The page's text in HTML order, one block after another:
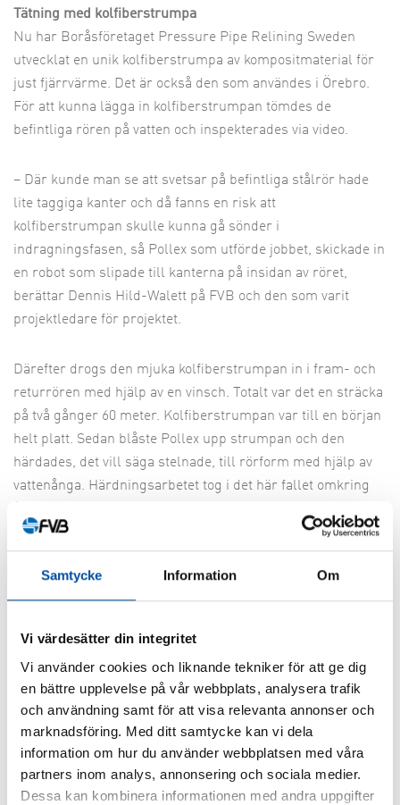
Samtycke Information Om
Vi värdesätter din integritet
Vi använder cookies och liknande tekniker för att ge dig
en bättre upplevelse på vår webbplats, analysera trafik
och användning samt för att visa relevanta annonser och
marknadsföring. Med ditt samtycke kan vi dela
information om hur du använder webbplatsen med våra
partners inom analys, annonsering och sociala medier.
Dessa kan kombinera informationen med andra uppgifter
Tätning med kolfiberstrumpa
Nu har Boråsföretaget Pressure Pipe Relining Sweden
utvecklat en unik kolfiberstrumpa av kompositmaterial för
just fjärrvärme. Det är också den som användes i Örebro.
För att kunna lägga in kolfiberstrumpan tömdes de
befintliga rören på vatten och inspekterades via video.
– Där kunde man se att svetsar på befintliga stålrör hade
lite taggiga kanter och då fanns en risk att
kolfiberstrumpan skulle kunna gå sönder i
indragningsfasen, så Pollex som utförde jobbet, skickade in
en robot som slipade till kanterna på insidan av röret,
berättar Dennis Hild-Walett på FVB och den som varit
projektledare för projektet.
Därefter drogs den mjuka kolfiberstrumpan in i fram- och
returrören med hjälp av en vinsch. Totalt var det en sträcka
på två gånger 60 meter. Kolfiberstrumpan var till en början
helt platt. Sedan blåste Pollex upp strumpan och den
härdades, det vill säga stelnade, till rörform med hjälp av
vattenånga. Härdningsarbetet tog i det här fallet omkring
hade vi inte ens alternativet att gräva upp röret, eftersom
det låg under en järnväg mitt i centrum längs en av stadens
tvungen att göra olika säkerhetsåtgärder och borra flera
meter under järnvägen, vilket hade blivit väldigt dyrt. Detta
alternativ är billigare, säger Dennis Hild-Walett.
– Att vi använde relining gjorde också att utförandetiden
blev kort. Vi var klara på sex veckor och det var endast två